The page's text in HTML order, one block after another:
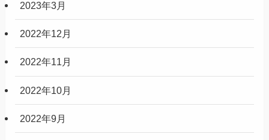
2023年3月
2022年12月
2022年11月
2022年10月
2022年9月